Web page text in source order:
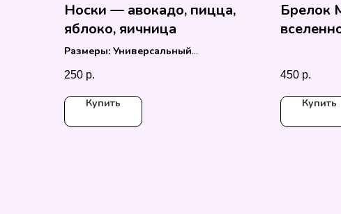
Носки — авокадо, пицца,
яблоко, яичница
Размеры: Универсальный
250 р.
Купить
Брелок
450 р.
Купить